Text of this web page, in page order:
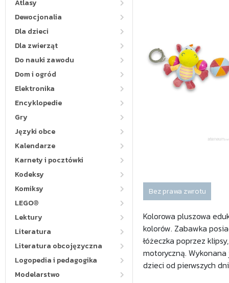
Atlasy
Dewocjonalia
Dla dzieci
Dla zwierząt
Do nauki zawodu
Dom i ogród
Elektronika
Encyklopedie
Gry
Języki obce
Kalendarze
Karnety i pocztówki
Kodeksy
Komiksy
LEGO®
Lektury
Literatura
Literatura obcojęzyczna
Logopedia i pedagogika
Modelarstwo
Bez prawa zwrotu
Kolorowa pluszowa
kolorów. Zabawka
łóżeczka poprzez
motoryczną.
dzieci od pierwszych